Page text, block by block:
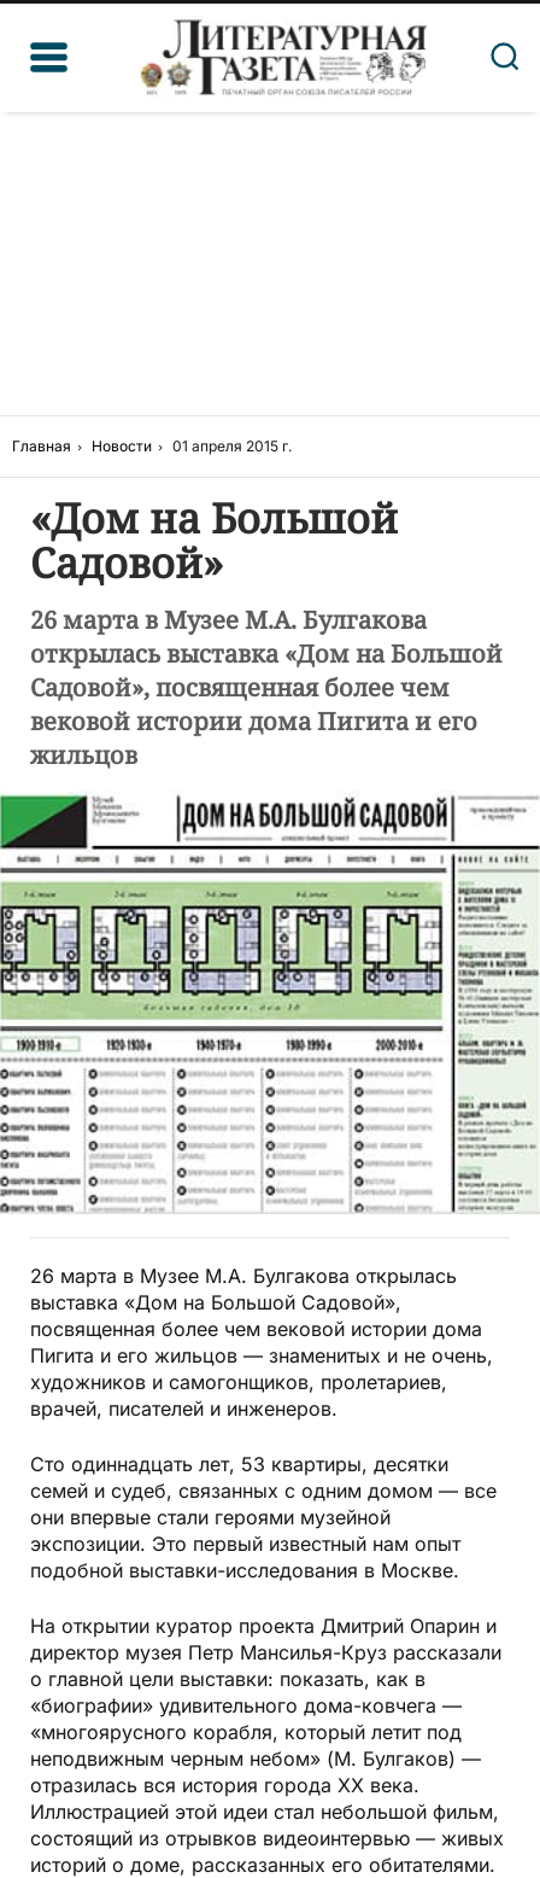
Главная Новости 01 апреля 2015 г.
«Дом на Большой
Садовой»
26 марта в Музее М.А. Булгакова
открылась выставка «Дом на Большой
Садовой», посвященная более чем
вековой истории дома Пигита и его
жильцов
26 марта в Музее М.А. Булгакова открылась
выставка «Дом на Большой Садовой»,
посвященная более чем вековой истории дома
Пигита и его жильцов — знаменитых и не очень,
художников и самогонщиков, пролетариев,
врачей, писателей и инженеров.
Сто одиннадцать лет, 53 квартиры, десятки
семей и судеб, связанных с одним домом — все
они впервые стали героями музейной
экспозиции. Это первый известный нам опыт
подобной выставки-исследования в Москве.
На открытии куратор проекта Дмитрий Опарин и
директор музея Петр Мансилья-Круз рассказали
о главной цели выставки: показать, как в
«биографии» удивительного дома-ковчега —
«многоярусного корабля, который летит под
неподвижным черным небом» (М. Булгаков) —
отразилась вся история города XX века.
Иллюстрацией этой идеи стал небольшой фильм,
состоящий из отрывков видеоинтервью — живых
историй о доме, рассказанных его обитателями.